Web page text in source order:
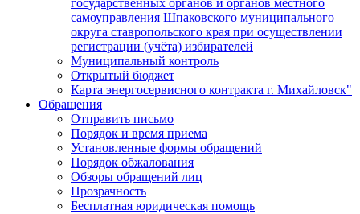
государственных органов и органов местного
самоуправления Шпаковского муниципального
округа ставропольского края при осуществлении
регистрации (учёта) избирателей
Муниципальный контроль
Открытый бюджет
Карта энергосервисного контракта г. Михайловск"
Обращения
Отправить письмо
Порядок и время приема
Установленные формы обращений
Порядок обжалования
Обзоры обращений лиц
Прозрачность
Бесплатная юридическая помощь